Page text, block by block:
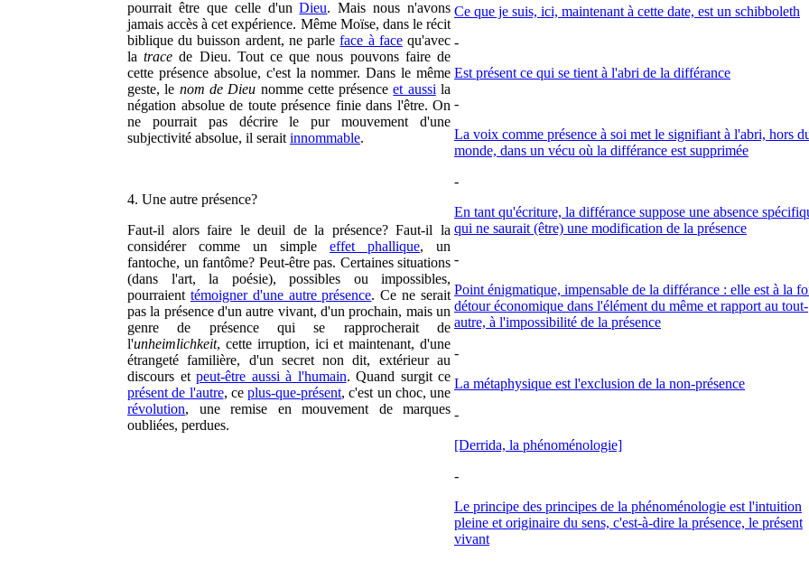
pourrait être que celle d'unDieu. Mais nous n'avons
jamais accès à cet expérience. Même Moïse, dans le récit
biblique du buisson ardent, ne parleface à facequ'avec
latrace de Dieu. Tout ce que nous pouvons faire de
cette présence absolue, c'est la nommer. Dans le même
geste, le nom de Dieu nomme cette présenceet aussi la
négation absolue de toute présence finie dans l'être. On
ne pourrait pas décrire le pur mouvement d'une
subjectivité absolue, il serait innommable.
4. Une autre présence?
Faut-il alors faire le deuil de la présence? Faut-il la
considérer comme un simple effet phallique, un
fantoche, un fantôme? Peut-être pas. Certaines situations
(dans l'art, la poésie), possibles ou impossibles,
pourraient témoigner d'une autre présence. Ce ne serait
pas la présence d'un autre vivant, d'un prochain, mais un
genre de présence qui se rapprocherait de
l'unheimlichkeit, cette irruption, ici et maintenant, d'une
étrangeté familière, d'un secret non dit, extérieur au
discours et peut-être aussi à l'humain. Quand surgit ce
présent de l'autre, ce plus-que-présent, c'est un choc, une
révolution, une remise en mouvement de marques
oubliées, perdues.
Ce que je suis, ici, maintenant à cette date, est un schibboleth
-
Est présent ce qui se tient à l'abri de la différance
-
La voix comme présence à soi met le signifiant à l'abri, hors
monde, dans un vécu où la différance est supprimée
-
En tant qu'écriture, la différance suppose une absence
qui ne saurait (être) une modification de la présence
-
Point énigmatique, impensable de la différance : elle est à la
détour économique dans l'élément du même et rapport au tout-
autre, à l'impossibilité de la présence
-
La métaphysique est l'exclusion de la non-présence
-
[Derrida, la phénoménologie]
-
Le principe des principes de la phénoménologie est l'intuition
pleine et originaire du sens, c'est-à-dire la présence, le présent
vivant